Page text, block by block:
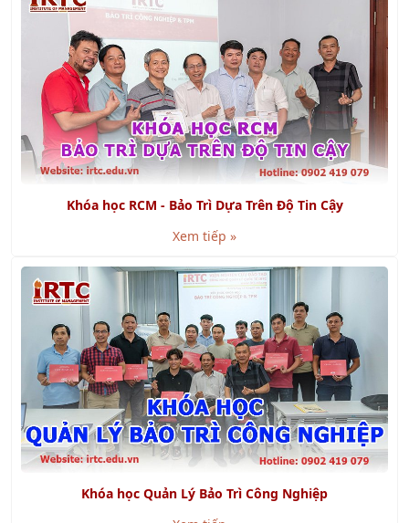
Xem tiếp »
SMED là gì? Lợi ích khi áp dụng SMED
Xem tiếp »
Chuỗi cung ứng khép kín là gì? Bao gồm những phần
nào?
Xem tiếp »
KHÁCH HÀNG TIÊU BIỂU